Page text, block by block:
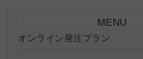
MENU
オンライン発注プラン